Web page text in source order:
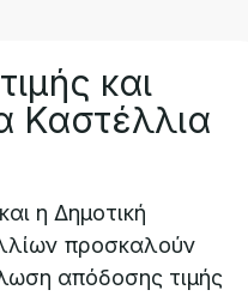
και
Καστέλλια
η Δημοτική
προσκαλούν
απόδοσης τιμής